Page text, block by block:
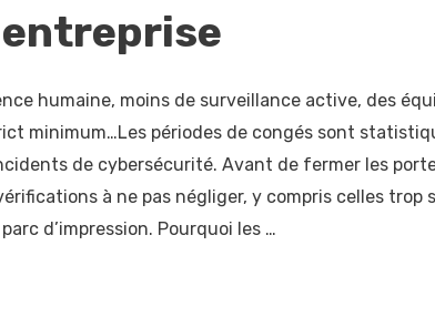
humaine, moins de surveillance active, des
minimum…Les périodes de congés sont
de cybersécurité. Avant de fermer les
à ne pas négliger, y compris celles trop
d’impression. Pourquoi les …